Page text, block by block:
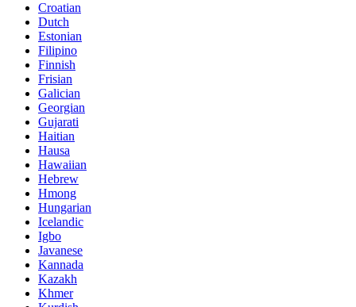
Croatian
Dutch
Estonian
Filipino
Finnish
Frisian
Galician
Georgian
Gujarati
Haitian
Hausa
Hawaiian
Hebrew
Hmong
Hungarian
Icelandic
Igbo
Javanese
Kannada
Kazakh
Khmer